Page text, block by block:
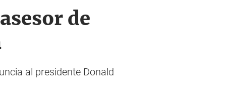
de
al presidente Donald